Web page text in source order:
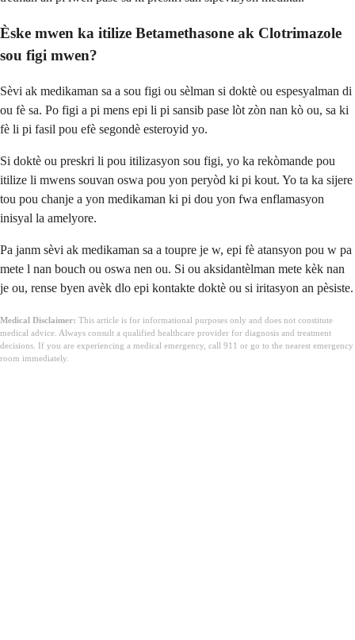
Èske mwen ka itilize Betamethasone ak Clotrimazole
sou figi mwen?
Sèvi ak medikaman sa a sou figi ou sèlman si doktè ou espesyalman di
ou fè sa. Po figi a pi mens epi li pi sansib pase lòt zòn nan kò ou, sa ki
fè li pi fasil pou efè segondè esteroyid yo.
Si doktè ou preskri li pou itilizasyon sou figi, yo ka rekòmande pou
itilize li mwens souvan oswa pou yon peryòd ki pi kout. Yo ta ka sijere
tou pou chanje a yon medikaman ki pi dou yon fwa enflamasyon
inisyal la amelyore.
Pa janm sèvi ak medikaman sa a toupre je w, epi fè atansyon pou w pa
mete l nan bouch ou oswa nen ou. Si ou aksidantèlman mete kèk nan
je ou, rense byen avèk dlo epi kontakte doktè ou si iritasyon an pèsiste.
Medical Disclaimer: This article is for informational purposes only and does not constitute
medical advice. Always consult a qualified healthcare provider for diagnosis and treatment
decisions. If you are experiencing a medical emergency, call 911 or go to the nearest emergency
room immediately.